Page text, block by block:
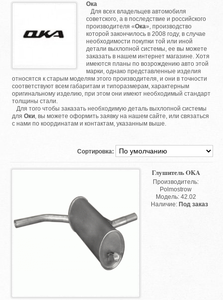
Ока
Для всех владельцев автомобиля
советского, а в последствие и российского
производителя «Ока», производство
которой закончилось в 2008 году, в случае
необходимости покупки той или иной
детали выхлопной системы, ее вы можете
заказать в нашем интернет магазине. Хотя
имеются планы по возрождению авто этой
марки, однако представленные изделия
относятся к старым моделям этого производителя, и они в точности
соответствуют всем габаритам и типоразмерам, характерным
оригинальному изделию, при этом они имеют необходимый стандарт
толщины стали.
Для того чтобы заказать необходимую деталь выхлопной системы
дляОки, вы можете оформить заявку на нашем сайте, или связаться
с нами по координатам и контактам, указанным выше.
Сортировка:
Глушитель OKA
Производитель:
Polmostrow
Модель: 42.02
Наличие: Под заказ